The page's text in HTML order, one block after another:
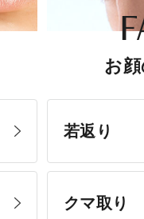
お
若返り
クマ取り